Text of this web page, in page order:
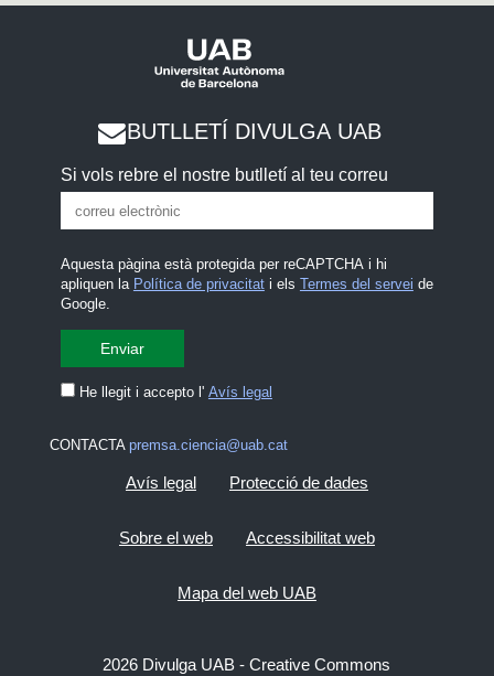
BUTLLETÍ DIVULGA UAB
Si vols rebre el nostre butlletí al teu correu
Aquesta pàgina està protegida per reCAPTCHA i hi
apliquen la Política de privacitati els Termes del servei de
Google.
He llegit i accepto l' Avís legal
CONTACTA premsa.ciencia@uab.cat
Avís legal Protecció de dades
Sobre el web Accessibilitat web
Mapa del web UAB
2026 Divulga UAB - Creative Commons